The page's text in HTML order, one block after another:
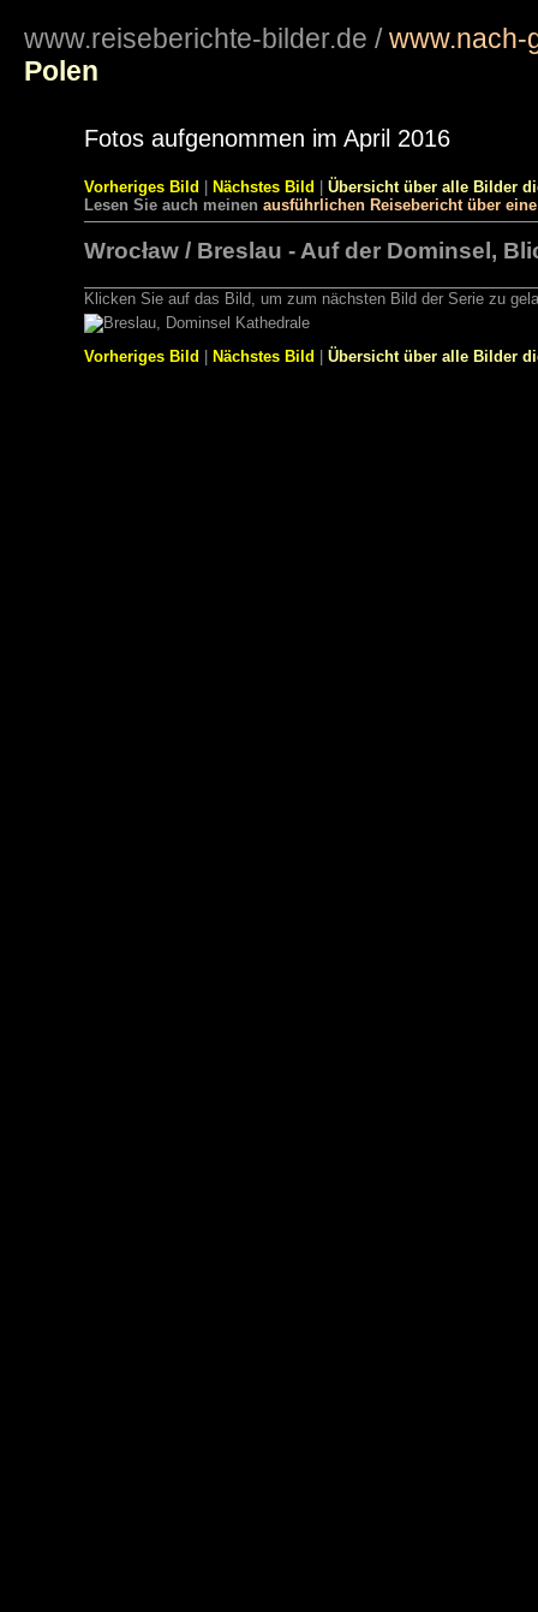
www.reiseberichte-bilder.de /www.nach-
Polen
Fotos aufgenommen im April 2016
Vorheriges Bild | Nächstes Bild | Übersicht über alle Bilder
Lesen Sie auch meinen ausführlichen Reisebericht über
Wrocław / Breslau - Auf der Dominsel,
Klicken Sie auf das Bild, um zum nächsten Bild der Serie zu
Vorheriges Bild Nächstes Bild Übersicht über alle Bilder